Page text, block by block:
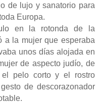
de lujo y sanatorio para
Europa.
en la rotonda de la
a la mujer que esperaba
unos días alojada en
de aspecto judío, de
pelo corto y el rostro
de descorazonador